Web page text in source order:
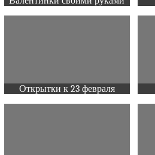
Открытки к 23 февраля